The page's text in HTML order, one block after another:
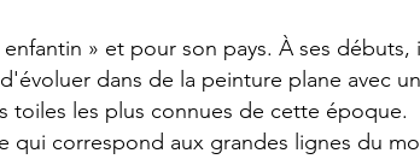
» et pour son pays. À ses débuts,
dans de la peinture plane avec
toiles les plus connues de cette époque.
qui correspond aux grandes lignes du